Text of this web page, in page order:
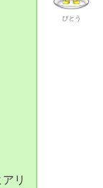
びとう
リ